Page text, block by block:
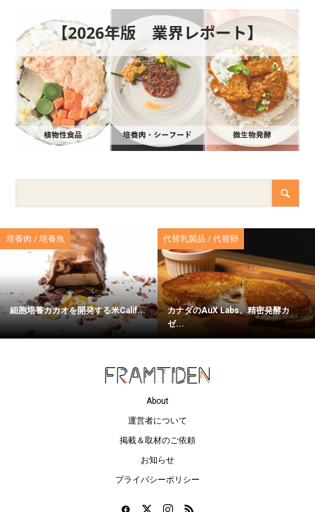
培養肉 / 培養魚
細胞培養カカオを開発する米Calif...
代替乳製品 / 代替卵
カナダのAuX Labs、精密発酵カ
ゼ...
About
運営者について
掲載＆取材のご依頼
お知らせ
プライバシーポリシー